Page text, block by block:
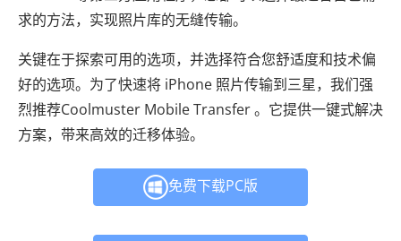
求的方法，实现照片库的无缝传输。
关键在于探索可用的选项，并选择符合您舒适度和技术偏
好的选项。为了快速将 iPhone 照片传输到三星，我们强
烈推荐Coolmuster Mobile Transfer 。它提供一键式解决
方案，带来高效的迁移体验。
免费下载PC版